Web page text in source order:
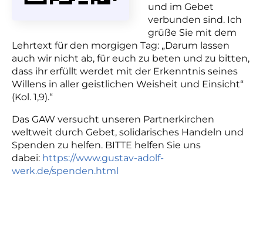
und im Gebet
verbunden sind. Ich
grüße Sie mit dem
Lehrtext für den morgigen Tag: „Darum lassen
auch wir nicht ab, für euch zu beten und zu bitten,
dass ihr erfüllt werdet mit der Erkenntnis seines
Willens in aller geistlichen Weisheit und Einsicht“
(Kol. 1,9).“
Das GAW versucht unseren Partnerkirchen
weltweit durch Gebet, solidarisches Handeln und
Spenden zu helfen. BITTE helfen Sie uns
dabei: https://www.gustav-adolf-
werk.de/spenden.html